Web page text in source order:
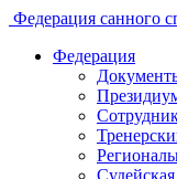
Федерация санного
Федерация